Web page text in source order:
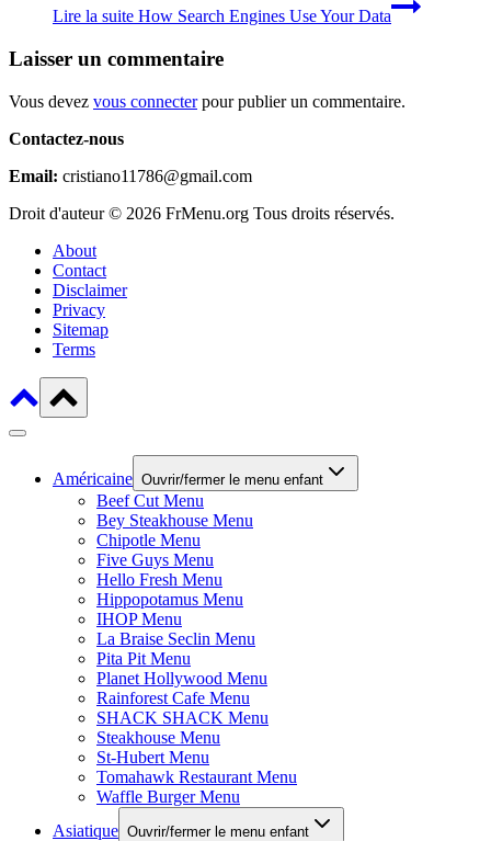
Lire la suite How Search Engines Use Your Data
Laisser un commentaire
Vous devez vous connecterpour publier un commentaire.
Contactez-nous
Email: cristiano11786@gmail.com
Droit d'auteur © 2026 FrMenu.org Tous droits réservés.
About
Contact
Disclaimer
Privacy
Sitemap
Terms
Américaine Ouvrir/fermer le menu enfant
Beef Cut Menu
Bey Steakhouse Menu
Chipotle Menu
Five Guys Menu
Hello Fresh Menu
Hippopotamus Menu
IHOP Menu
La Braise Seclin Menu
Pita Pit Menu
Planet Hollywood Menu
Rainforest Cafe Menu
SHACK SHACK Menu
Steakhouse Menu
St-Hubert Menu
Tomahawk Restaurant Menu
Waffle Burger Menu
Asiatique Ouvrir/fermer le menu enfant